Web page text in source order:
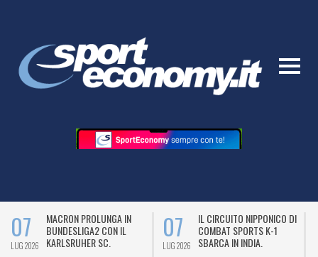
07
LUG 2026
MACRON PROLUNGA IN
BUNDESLIGA2 CON IL
KARLSRUHER SC.
07
LUG 2026
IL CIRCUITO NIPPONICO DI
COMBAT SPORTS K-1
SBARCA IN INDIA.